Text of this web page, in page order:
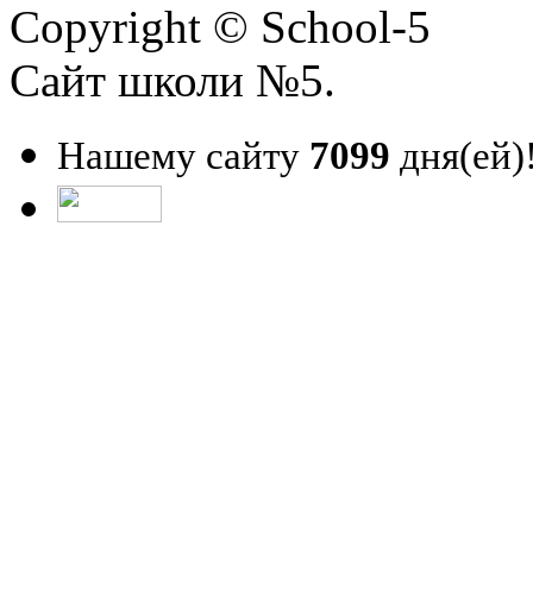
Copyright © School-5
Сайт школи №5.
Нашему сайту 7099